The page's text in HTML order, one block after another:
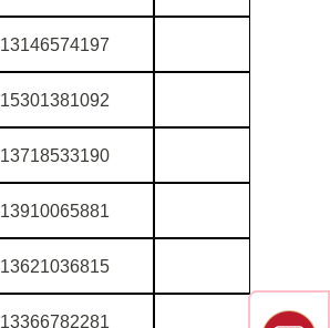
13146574197
15301381092
13718533190
13910065881
13621036815
13366782281